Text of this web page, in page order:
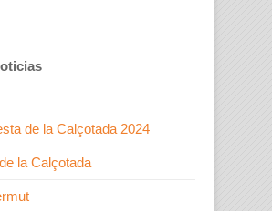
de la Calçotada 2024
la Calçotada